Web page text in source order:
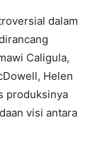
dalam
Caligula,
Helen
produksinya
visi antara